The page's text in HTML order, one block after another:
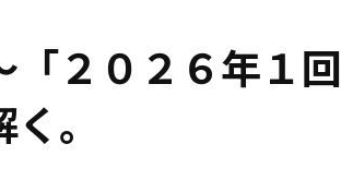
２０２６年１回
。